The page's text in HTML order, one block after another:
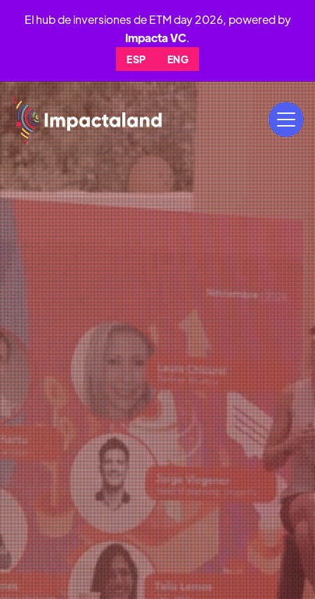
El hub de inversiones de ETM day 2026, powered by
Impacta VC.
ESP ENG
19 AL21 NOV 2026
PARQUE BICENTENARIO,VITACURA,
SANTIAGO DE CHILE 🇨🇱
ideas y el
capital
transformar el
mundo